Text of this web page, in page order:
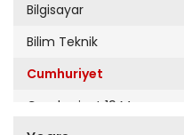
Bilgisayar
Bilim Teknik
Cumhuriyet
Cumhuriyet 19 Mayıs